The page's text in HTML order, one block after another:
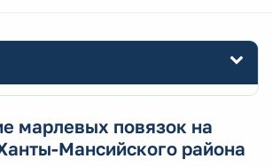
марлевых повязок на
Мансийского района